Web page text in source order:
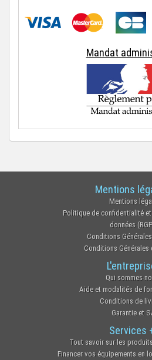
Mandat
Mentions
Mentions
Politique de confidentialité
données
Conditions
Conditions
Qui sommes-
Aide et modalités de
Conditions de
Garantie et
Services
Tout savoir sur les
Financer vos équipements en